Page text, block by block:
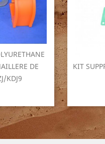
DE
KDJ9
KIT